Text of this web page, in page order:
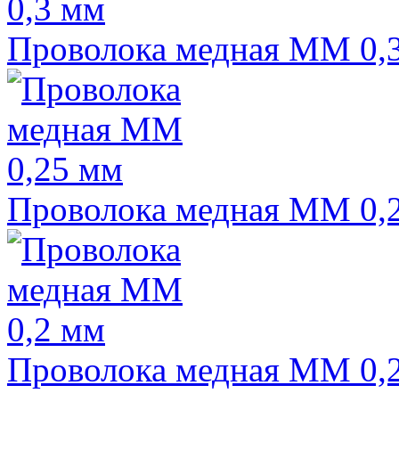
Проволока медная ММ
Проволока медная ММ
Проволока медная ММ